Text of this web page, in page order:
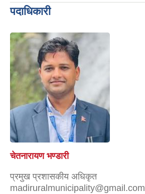
पदाधिकारी
चेतनारायण भण्डारी
प्रमुख प्रशासकीय अधिकृत
madiruralmunicipality@gmail.com